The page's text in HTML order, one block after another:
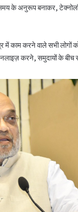
के अनुरूप बनाकर,
में काम करने वाले सभी
करने, समुदायों के बीच